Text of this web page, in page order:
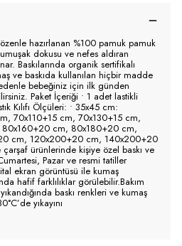
hazırlanan %100 pamuk pamuk
dokusu ve nefes aldıran
Baskılarında organik sertifikalı
ve baskıda kullanılan hiçbir madde
bebeğiniz için ilk günden
Paket İçeriği • 1 adet lastikli
Kılıfı Ölçüleri: • 35x45 cm:
70x110+15 cm, 70x130+15 cm,
80x160+20 cm, 80x180+20 cm,
cm, 120x200+20 cm, 140x200+20
ürünlerinde kişiye özel baskı ve
Pazar ve resmi tatiller
ekran görüntüsü ile kumaş
hafif farklılıklar görülebilir.Bakım
baskı renkleri ve kumaş
yıkayını